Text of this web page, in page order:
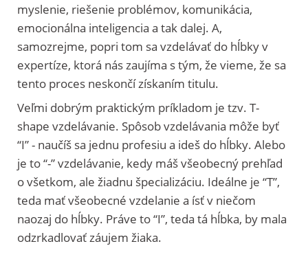
myslenie, riešenie problémov, komunikácia,
emocionálna inteligencia a tak dalej. A,
samozrejme, popri tom sa vzdelávať do hĺbky v
expertíze, ktorá nás zaujíma s tým, že vieme, že sa
tento proces neskončí získaním titulu.
Veľmi dobrým praktickým príkladom je tzv. T-
shape vzdelávanie. Spôsob vzdelávania môže byť
“I” - naučíš sa jednu profesiu a ideš do hĺbky. Alebo
je to “-” vzdelávanie, kedy máš všeobecný prehľad
o všetkom, ale žiadnu špecializáciu. Ideálne je “T”,
teda mať všeobecné vzdelanie a ísť v niečom
naozaj do hĺbky. Práve to “I”, teda tá hĺbka, by mala
odzrkadlovať záujem žiaka.